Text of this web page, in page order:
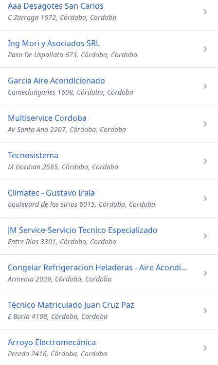
Aaa Desagotes San Carlos
C Zarraga 1672, Córdoba, Cordoba
Ing Mori y Asociados SRL
Paso De Uspallata 673, Córdoba, Cordoba
Garcia Aire Acondicionado
Comechingones 1608, Córdoba, Cordoba
Multiservice Cordoba
Av Santa Ana 2207, Córdoba, Cordoba
Tecnosistema
M Gorman 2585, Córdoba, Cordoba
Climatec - Gustavo Irala
boulevard de los sirios 6015, Córdoba, Cordoba
JM Service-Servicio Tecnico Especializado
Entre Ríos 3301, Córdoba, Cordoba
Congelar Refrigeracion Heladeras - Aire Acondicionado
Armenia 2039, Córdoba, Cordoba
Técnico Matriculado Juan Cruz Paz
E Borla 4108, Córdoba, Cordoba
Arroyo Electromecánica
Peredo 2416, Córdoba, Cordoba